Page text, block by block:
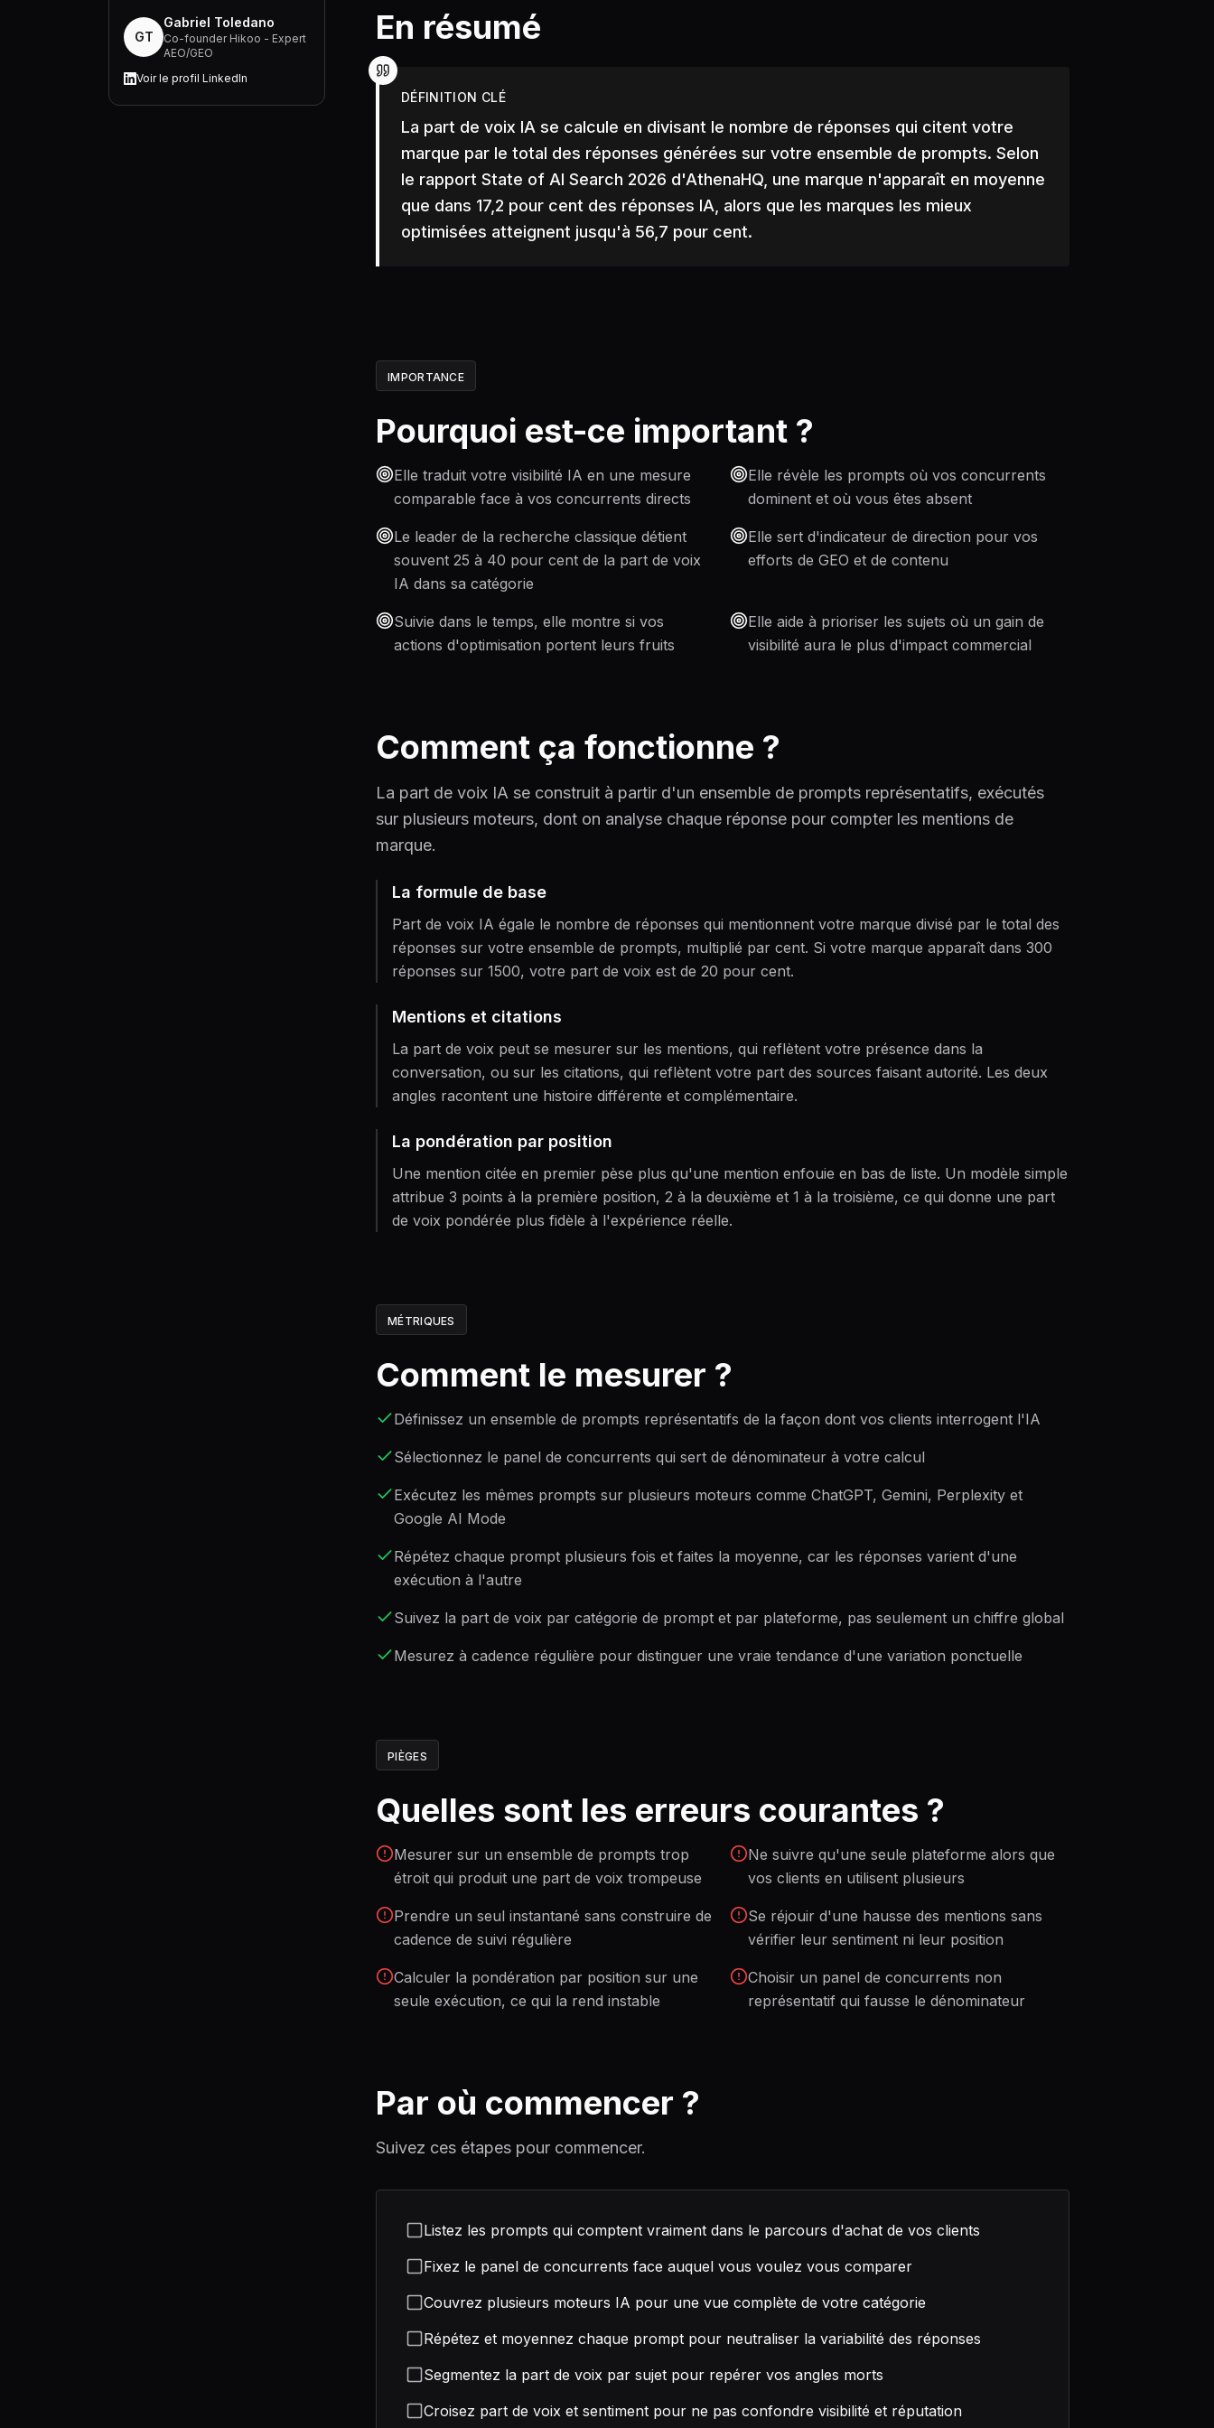
GT
Gabriel Toledano
Co-founder Hikoo - Expert
AEO/GEO
Voir le profil LinkedIn
En résumé
DÉFINITION CLÉ
La part de voix IA se calcule en divisant le nombre de réponses qui citent votre
marque par le total des réponses générées sur votre ensemble de prompts. Selon
le rapport State of AI Search 2026 d'AthenaHQ, une marque n'apparaît en moyenne
que dans 17,2 pour cent des réponses IA, alors que les marques les mieux
optimisées atteignent jusqu'à 56,7 pour cent.
IMPORTANCE
Pourquoi est-ce important ?
Elle traduit votre visibilité IA en une mesure
comparable face à vos concurrents directs
Elle révèle les prompts où vos concurrents
dominent et où vous êtes absent
Le leader de la recherche classique détient
souvent 25 à 40 pour cent de la part de voix
IA dans sa catégorie
Elle sert d'indicateur de direction pour vos
efforts de GEO et de contenu
Suivie dans le temps, elle montre si vos
actions d'optimisation portent leurs fruits
Elle aide à prioriser les sujets où un gain de
visibilité aura le plus d'impact commercial
Comment ça fonctionne ?
La part de voix IA se construit à partir d'un ensemble de prompts représentatifs, exécutés
sur plusieurs moteurs, dont on analyse chaque réponse pour compter les mentions de
marque.
La formule de base
Part de voix IA égale le nombre de réponses qui mentionnent votre marque divisé par le total des
réponses sur votre ensemble de prompts, multiplié par cent. Si votre marque apparaît dans 300
réponses sur 1500, votre part de voix est de 20 pour cent.
Mentions et citations
La part de voix peut se mesurer sur les mentions, qui reflètent votre présence dans la
conversation, ou sur les citations, qui reflètent votre part des sources faisant autorité. Les deux
angles racontent une histoire différente et complémentaire.
La pondération par position
Une mention citée en premier pèse plus qu'une mention enfouie en bas de liste. Un modèle simple
attribue 3 points à la première position, 2 à la deuxième et 1 à la troisième, ce qui donne une part
de voix pondérée plus fidèle à l'expérience réelle.
MÉTRIQUES
Comment le mesurer ?
Définissez un ensemble de prompts représentatifs de la façon dont vos clients interrogent l'IA
Sélectionnez le panel de concurrents qui sert de dénominateur à votre calcul
Exécutez les mêmes prompts sur plusieurs moteurs comme ChatGPT, Gemini, Perplexity et
Google AI Mode
Répétez chaque prompt plusieurs fois et faites la moyenne, car les réponses varient d'une
exécution à l'autre
Suivez la part de voix par catégorie de prompt et par plateforme, pas seulement un chiffre global
Mesurez à cadence régulière pour distinguer une vraie tendance d'une variation ponctuelle
PIÈGES
Quelles sont les erreurs courantes ?
Mesurer sur un ensemble de prompts trop
étroit qui produit une part de voix trompeuse
Ne suivre qu'une seule plateforme alors que
vos clients en utilisent plusieurs
Prendre un seul instantané sans construire de
cadence de suivi régulière
Se réjouir d'une hausse des mentions sans
vérifier leur sentiment ni leur position
Calculer la pondération par position sur une
seule exécution, ce qui la rend instable
Choisir un panel de concurrents non
représentatif qui fausse le dénominateur
Par où commencer ?
Suivez ces étapes pour commencer.
Listez les prompts qui comptent vraiment dans le parcours d'achat de vos clients
Fixez le panel de concurrents face auquel vous voulez vous comparer
Couvrez plusieurs moteurs IA pour une vue complète de votre catégorie
Répétez et moyennez chaque prompt pour neutraliser la variabilité des réponses
Segmentez la part de voix par sujet pour repérer vos angles morts
Croisez part de voix et sentiment pour ne pas confondre visibilité et réputation